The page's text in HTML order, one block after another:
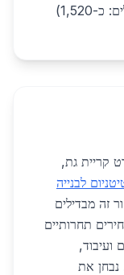
קריית גת,
לבנייה
זה מבדילים
תחרותיים
ועיבוד,
נבחן את